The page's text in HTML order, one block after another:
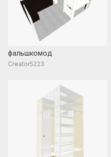
фальшкомод
Creator5223